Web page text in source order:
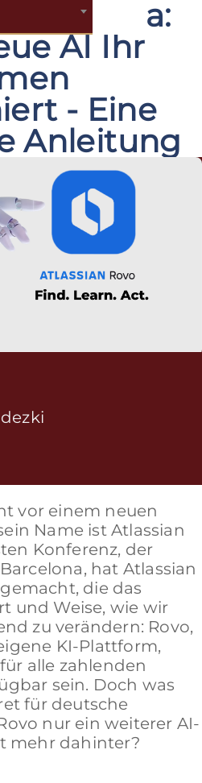
ist da:
AI Ihr
- Eine
Anleitung
vor einem neuen
Name ist Atlassian
Konferenz, der
hat Atlassian
die das
und Weise, wie wir
zu verändern: Rovo,
KI-Plattform,
alle zahlenden
sein. Doch was
für deutsche
nur ein weiterer AI-
mehr dahinter?